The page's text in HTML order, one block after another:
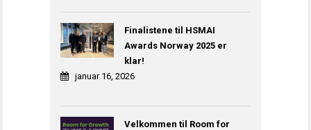
Finalistene til HSMAI
Awards Norway 2025 er
klar!
januar 16, 2026
Velkommen til Room for